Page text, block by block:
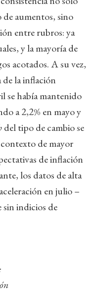
aumentos, sino
entre rubros: ya
y la mayoría de
acotados. A su vez,
de la inflación
se había mantenido
a 2,2% en mayo y
del tipo de cambio se
de mayor
de inflación
los datos de alta
en julio –
indicios de